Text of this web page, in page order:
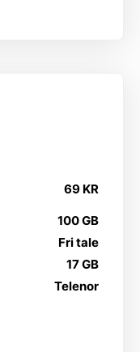
69 KR
100 GB
Fri tale
17 GB
Telenor